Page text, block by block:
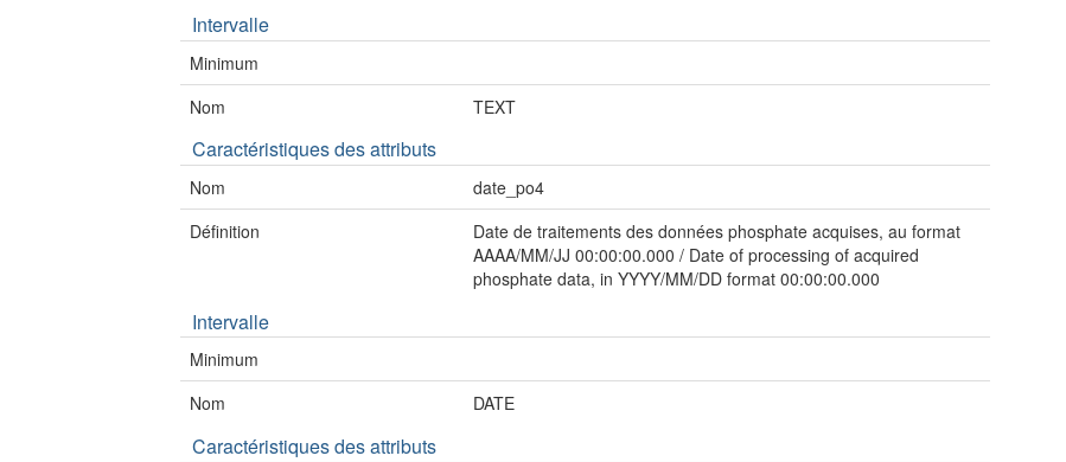
Intervalle
Minimum
Nom
TEXT
Caractéristiques des attributs
Nom
date_po4
Définition
Date de traitements des données phosphate acquises, au format
AAAA/MM/JJ 00:00:00.000 / Date of processing of acquired
phosphate data, in YYYY/MM/DD format 00:00:00.000
Intervalle
Minimum
Nom
DATE
Caractéristiques des attributs